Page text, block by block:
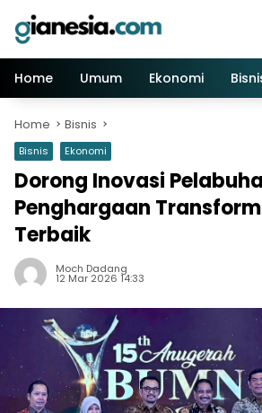
content
Home
Umum Ekonomi
Home Bisnis
Bisnis Ekonomi
Dorong Inovasi
Penghargaan
Terbaik
Moch Dadang
12 Mar 2026 14:33